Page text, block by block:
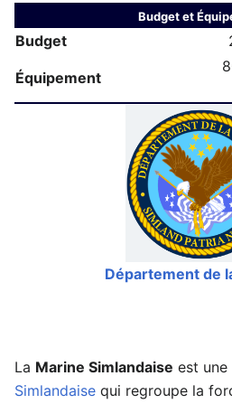
Budget et
Budget
Équipement
Département de
La Marine Simlandaise est
Simlandaise qui regroupe la